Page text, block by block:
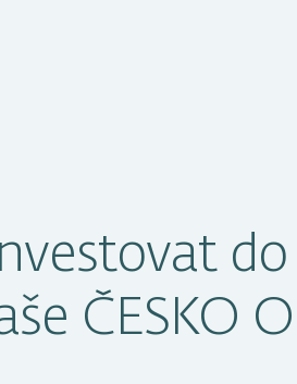
do
ČESKO